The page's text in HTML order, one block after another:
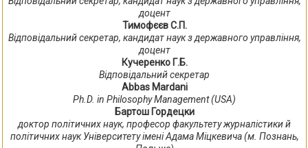
доцент
Тимофєєв С.П.
Відповідальний секретар, кандидат наук з державного управління,
доцент
Кучеренко Г.Б.
Відповідальний секретар
Abbas Mardani
Ph.D. in Philosophy Management (USA)
Бартош Гордецки
доктор політичних наук, професор факультету журналістики й
політичних наук Університету імені Адама Міцкевича (м. Познань,